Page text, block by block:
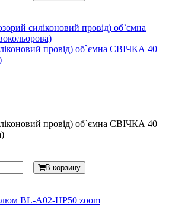
провід) об`ємна СВІЧКА 40
провід) об`ємна СВІЧКА 40
+ В корзину